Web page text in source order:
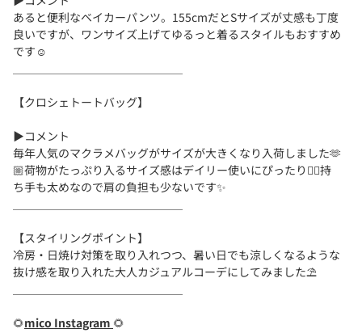
あると便利なベイカーパンツ。155cmだとSサイズが丈感も丁度
良いですが、ワンサイズ上げてゆるっと着るスタイルもおすすめ
です☺️
【クロシェトートバッグ】
▶︎コメント
毎年人気のマクラメバッグがサイズが大きくなり入荷しました🫶
🏼荷物がたっぷり入るサイズ感はデイリー使いにぴったり💁‍♀️持
ち手も太めなので肩の負担も少ないです✨
【スタイリングポイント】
冷房・日焼け対策を取り入れつつ、暑い日でも涼しくなるような
抜け感を取り入れた大人カジュアルコーデにしてみました⛱️
🌻mico Instagram 🌻